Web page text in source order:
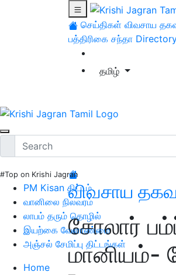
செய்திகள் விவசாய
பத்திரிகை சந்தா
தமிழ்
#Top on Krishi Jagran
PM Kisan திட்டம்
வானிலை நிலவரம்
லாபம் தரும் தொழில்
இயற்கை வேளாண்மை
அஞ்சல் சேமிப்பு திட்டங்கள்
Home
விவசாய
சோலார்
மானியம்-